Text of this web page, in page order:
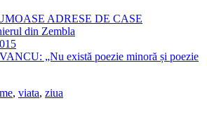
ADRESE DE CASE
din Zembla
„Nu există poezie minoră și poezie
, viata, ziua